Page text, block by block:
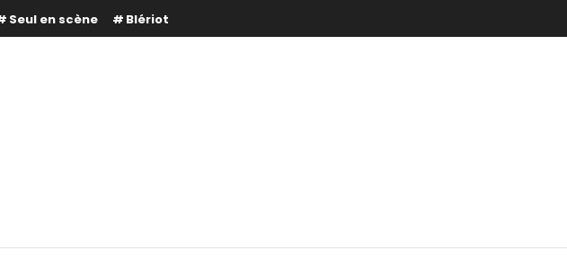
Seul en scène Blériot